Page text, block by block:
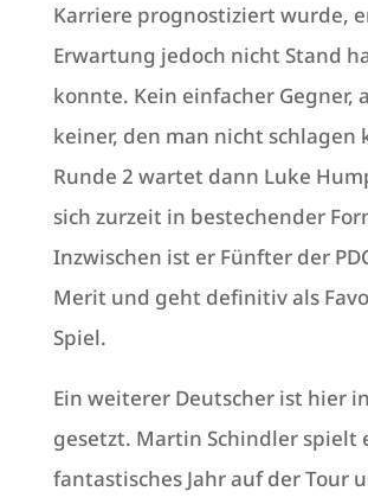
Karriere prognostiziert wurde,
Erwartung jedoch nicht Stand
konnte. Kein einfacher Gegner,
keiner, den man nicht schlagen
Runde 2 wartet dann Luke
sich zurzeit in bestechender
Inzwischen ist er Fünfter der
Merit und geht definitiv als
Spiel.
Ein weiterer Deutscher ist hier
gesetzt. Martin Schindler spielt
fantastisches Jahr auf der Tour